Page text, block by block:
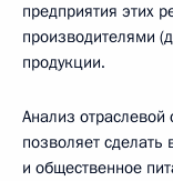
предприятия этих
производителями
продукции.
Анализ отраслевой
позволяет сделать
и общественное